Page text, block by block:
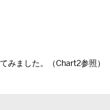
みました。（Chart2参照）